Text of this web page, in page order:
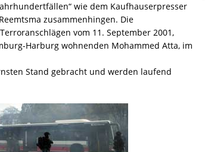
wie dem Kaufhauserpresser
zusammenhingen. Die
vom 11. September 2001,
Harburg wohnenden Mohammed Atta, im
Stand gebracht und werden laufend